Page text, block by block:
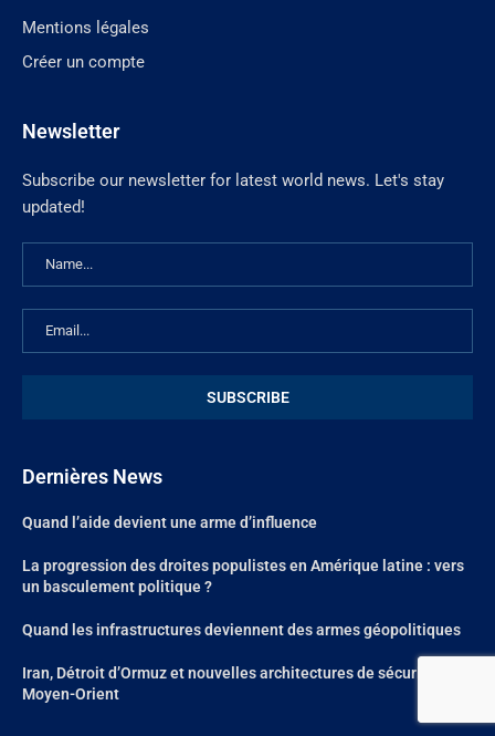
Mentions légales
Créer un compte
Newsletter
Subscribe our newsletter for latest world news. Let's stay
updated!
Dernières News
Quand l’aide devient une arme d’influence
La progression des droites populistes en Amérique latine : vers
un basculement politique ?
Quand les infrastructures deviennent des armes géopolitiques
Iran, Détroit d’Ormuz et nouvelles architectures de sécurité au
Moyen-Orient